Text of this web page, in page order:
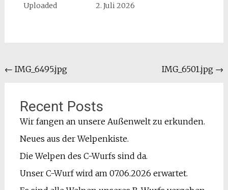
Uploaded 2. Juli 2026
Beitragsnavigation
← IMG_6495.jpg IMG_6501.jpg →
Recent Posts
Wir fangen an unsere Außenwelt zu erkunden.
Neues aus der Welpenkiste.
Die Welpen des C-Wurfs sind da.
Unser C-Wurf wird am 07.06.2026 erwartet.